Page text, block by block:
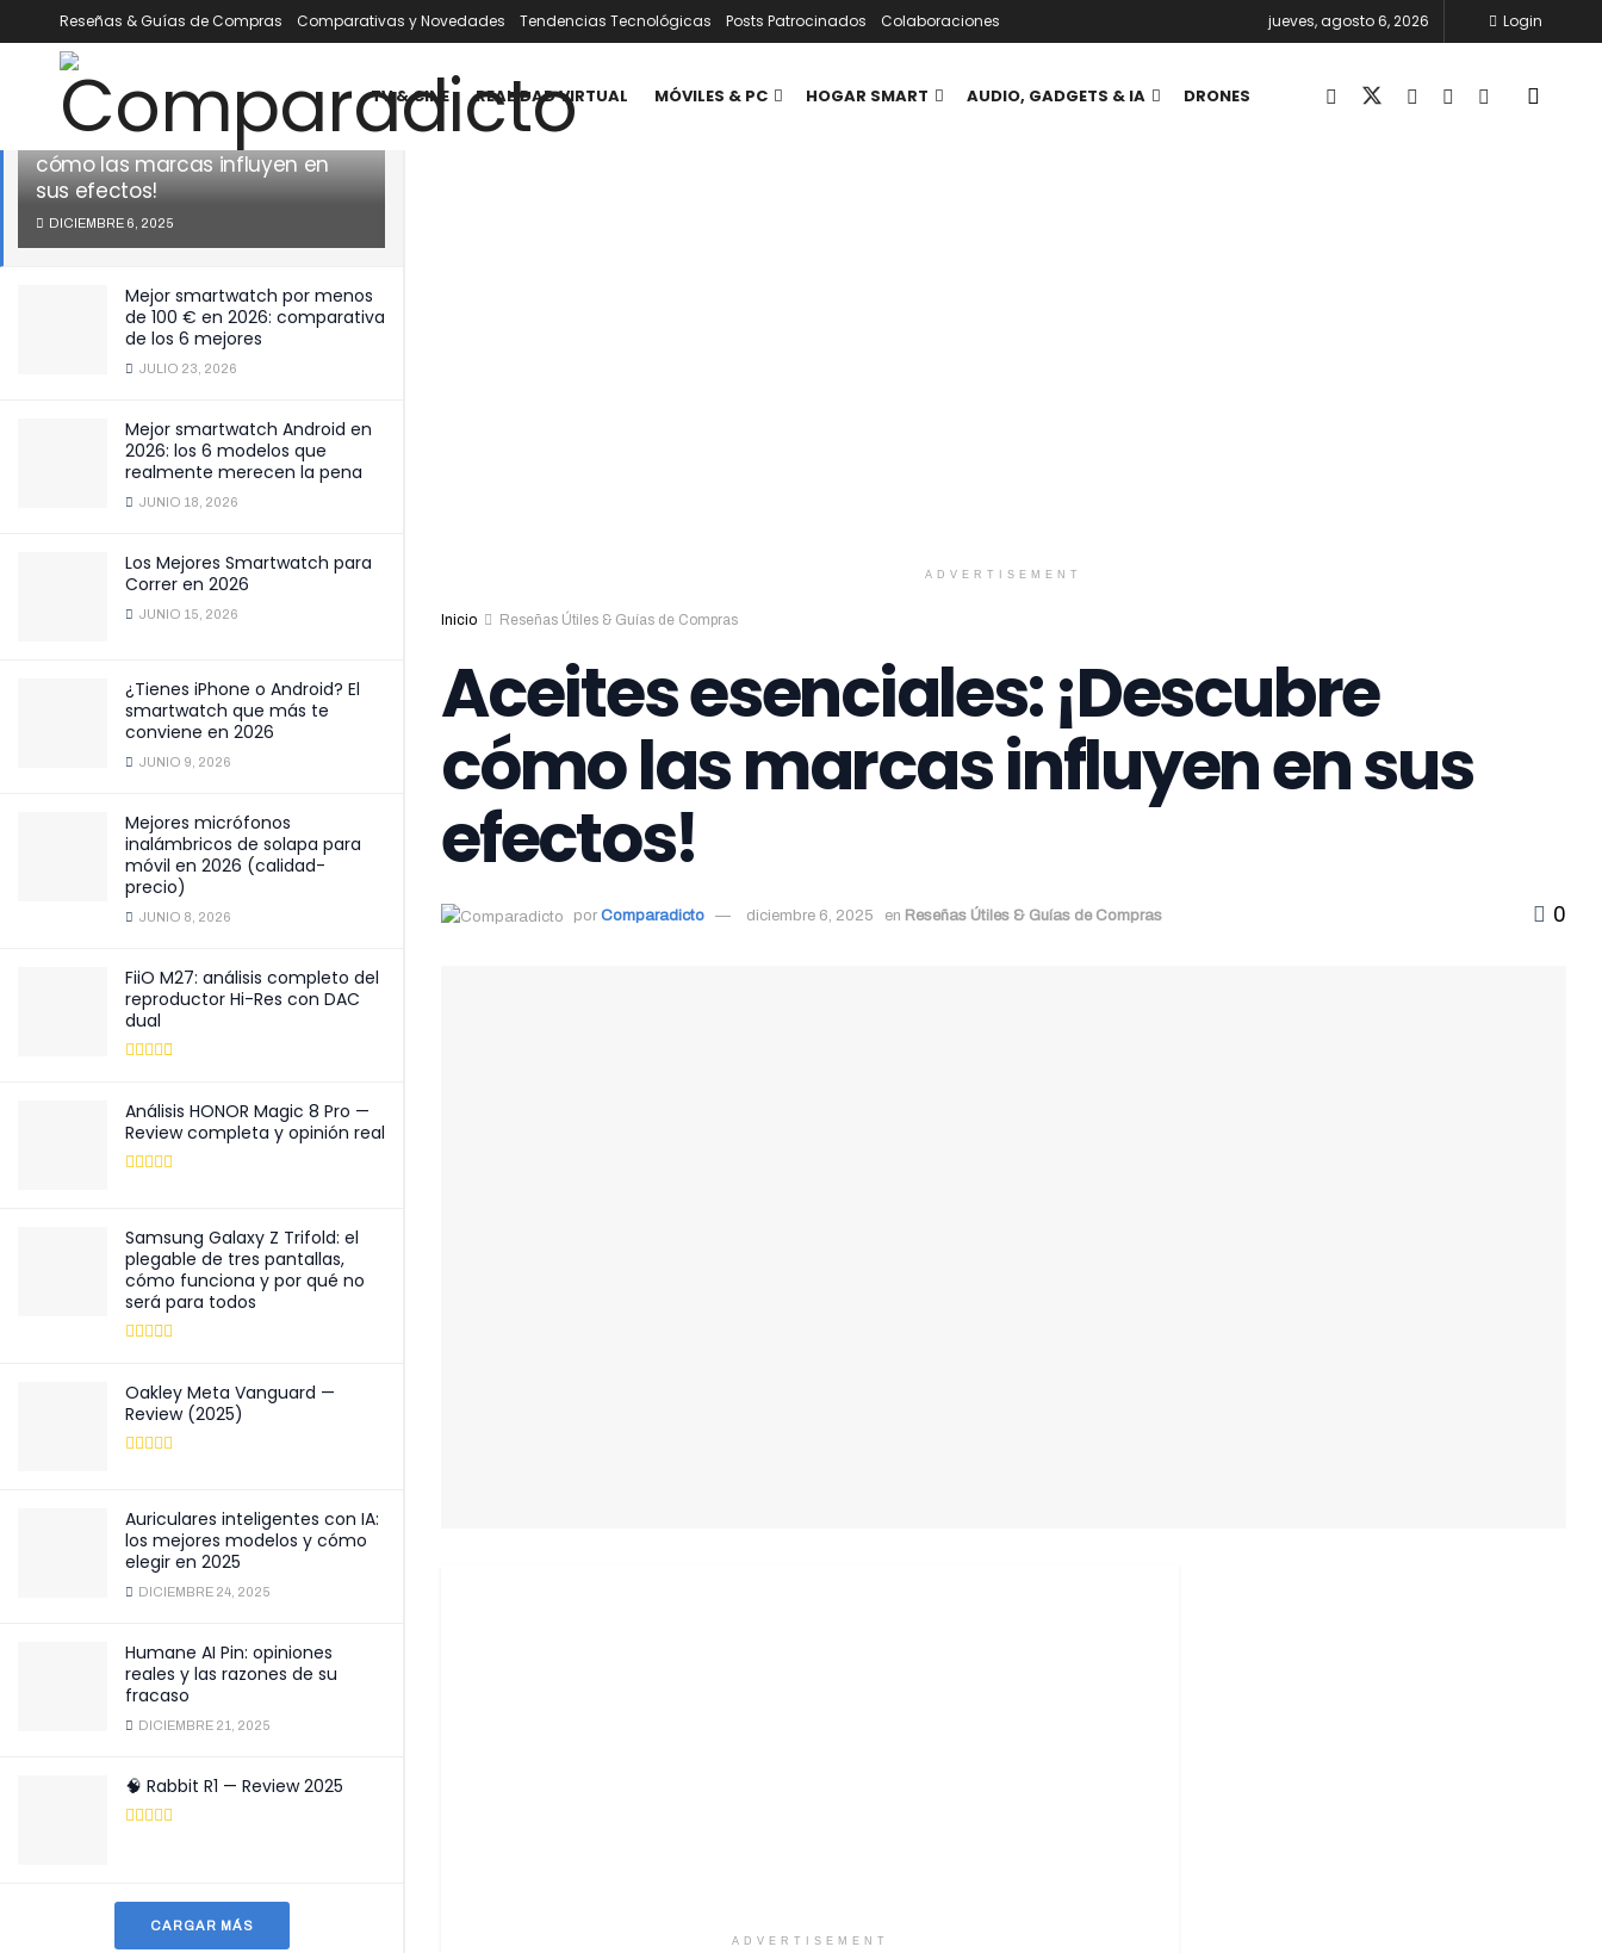
ÚLTIMOS TENDENCIA Filtrar
Aceites esenciales: ¡Descubre
cómo las marcas influyen en
sus efectos!
DICIEMBRE 6, 2025
Mejor smartwatch por menos
de 100 € en 2026: comparativa
de los 6 mejores
JULIO 23, 2026
Mejor smartwatch Android en
2026: los 6 modelos que
realmente merecen la pena
JUNIO 18, 2026
Los Mejores Smartwatch para
Correr en 2026
JUNIO 15, 2026
¿Tienes iPhone o Android? El
smartwatch que más te
conviene en 2026
JUNIO 9, 2026
Mejores micrófonos
inalámbricos de solapa para
móvil en 2026 (calidad-
precio)
JUNIO 8, 2026
FiiO M27: análisis completo del
reproductor Hi-Res con DAC
dual
Análisis HONOR Magic 8 Pro —
Review completa y opinión real
Samsung Galaxy Z Trifold: el
plegable de tres pantallas,
cómo funciona y por qué no
será para todos
Oakley Meta Vanguard —
Review (2025)
Auriculares inteligentes con IA:
los mejores modelos y cómo
elegir en 2025
DICIEMBRE 24, 2025
Humane AI Pin: opiniones
reales y las razones de su
fracaso
DICIEMBRE 21, 2025
🧠 Rabbit R1 — Review 2025
CARGAR MÁS
Reseñas & Guías de Compras Comparativas y Novedades Tendencias Tecnológicas Posts Patrocinados Colaboraciones jueves, agosto 6, 2026 Login
TV & CINE REALIDAD VIRTUAL MÓVILES & PC HOGAR SMART AUDIO, GADGETS & IA DRONES
ADVERTISEMENT
Inicio Reseñas Útiles & Guías de Compras
Aceites esenciales: ¡Descubre
cómo las marcas influyen en sus
efectos!
por Comparadicto diciembre 6, 2025 en Reseñas Útiles & Guías de Compras 0
ADVERTISEMENT